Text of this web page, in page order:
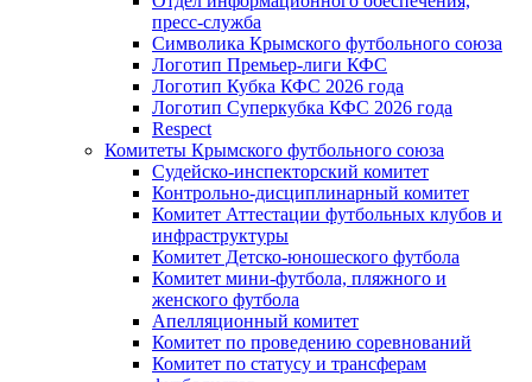
пресс-служба
Символика Крымского футбольного союза
Логотип Премьер-лиги КФС
Логотип Кубка КФС 2026 года
Логотип Суперкубка КФС 2026 года
Respect
Комитеты Крымского футбольного союза
Судейско-инспекторский комитет
Контрольно-дисциплинарный комитет
Комитет Аттестации футбольных клубов и
инфраструктуры
Комитет Детско-юношеского футбола
Комитет мини-футбола, пляжного и
женского футбола
Апелляционный комитет
Комитет по проведению соревнований
Комитет по статусу и трансферам